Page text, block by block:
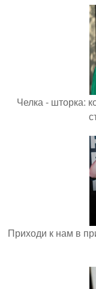
Челка - шторка:
Приходи к нам в